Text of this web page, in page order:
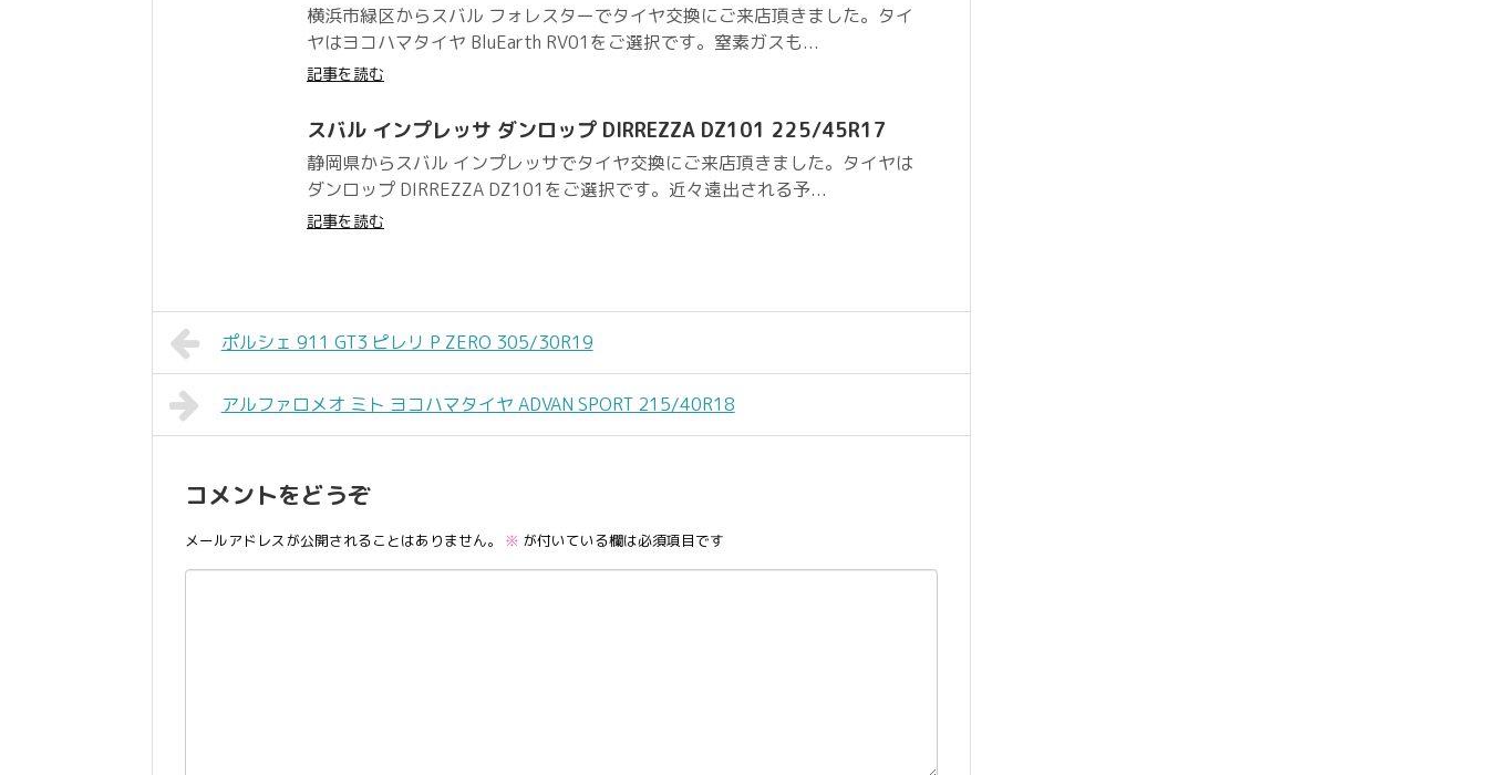
横浜市緑区からスバル フォレスターでタイヤ交換にご来店頂きました。タイ
ヤはヨコハマタイヤ BluEarth RV01をご選択です。窒素ガスも...
記事を読む
スバル インプレッサ ダンロップ DIRREZZA DZ101 225/45R17
静岡県からスバル インプレッサでタイヤ交換にご来店頂きました。タイヤは
ダンロップ DIRREZZA DZ101をご選択です。近々遠出される予...
記事を読む
ポルシェ 911 GT3 ピレリ P ZERO 305/30R19
アルファロメオ ミト ヨコハマタイヤ ADVAN SPORT 215/40R18
コメントをどうぞ
メールアドレスが公開されることはありません。 ※ が付いている欄は必須項目です